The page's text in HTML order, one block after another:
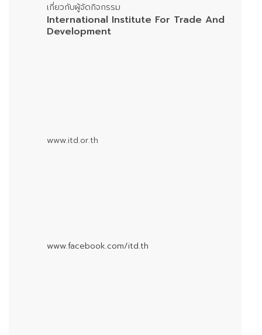
เกี่ยวกับผู้จัดกิจกรรม
International Institute For Trade And
Development
www.itd.or.th
www.facebook.com/itd.th